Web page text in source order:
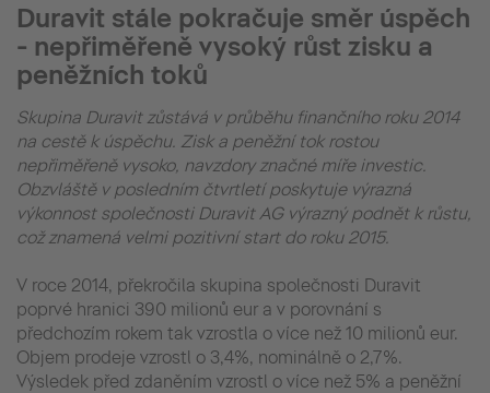
Duravit stále pokračuje směr úspěch
- nepřiměřeně vysoký růst zisku a
peněžních toků
Skupina Duravit zůstává v průběhu finančního roku 2014
na cestě k úspěchu. Zisk a peněžní tok rostou
nepřiměřeně vysoko, navzdory značné míře investic.
Obzvláště v posledním čtvrtletí poskytuje výrazná
výkonnost společnosti Duravit AG výrazný podnět k růstu,
což znamená velmi pozitivní start do roku 2015.
V roce 2014, překročila skupina společnosti Duravit
poprvé hranici 390 milionů eur a v porovnání s
předchozím rokem tak vzrostla o více než 10 milionů eur.
Objem prodeje vzrostl o 3,4%, nominálně o 2,7%.
Výsledek před zdaněním vzrostl o více než 5% a peněžní